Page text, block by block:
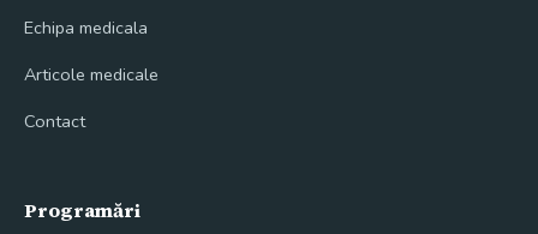
Echipa medicala
Articole medicale
Contact
Programări